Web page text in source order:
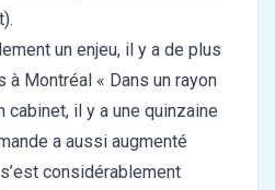
un enjeu, il y a de plus
à Montréal « Dans un rayon
cabinet, il y a une quinzaine
a aussi augmenté
considérablement